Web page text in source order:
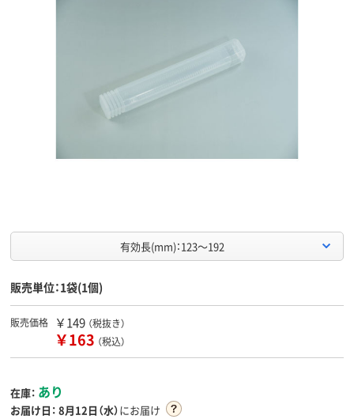
有効長(mm)：123～192
販売単位：1袋(1個)
販売価格 ￥149 （税抜き）
￥163 （税込）
在庫： あり
お届け日： 8月12日（水）にお届け